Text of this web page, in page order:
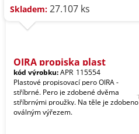
Skladem: 27.107 ks
OIRA propiska plast
kód výrobku:APR_115554
Plastové propisovací pero OIRA -
stříbrné. Pero je zdobené dvěma
stříbrnými proužky. Na těle je zdobeno
oválným výřezem.